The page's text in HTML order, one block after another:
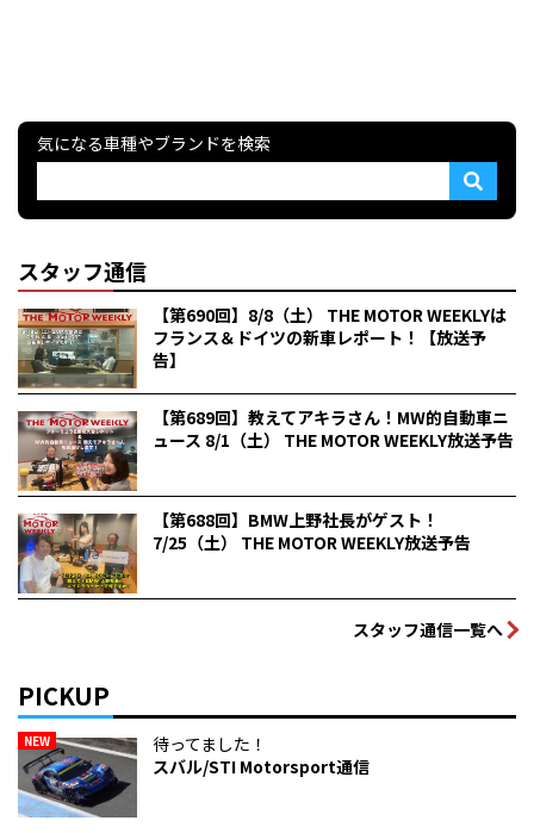
気になる車種やブランドを検索
スタッフ通信
【第690回】8/8（土） THE MOTOR WEEKLYは
フランス＆ドイツの新車レポート！【放送予
告】
【第689回】教えてアキラさん！MW的自動車ニ
ュース 8/1（土） THE MOTOR WEEKLY放送予告
【第688回】BMW上野社長がゲスト！
7/25（土） THE MOTOR WEEKLY放送予告
スタッフ通信一覧へ
PICKUP
NEW
待ってました！
スバル/STI Motorsport通信